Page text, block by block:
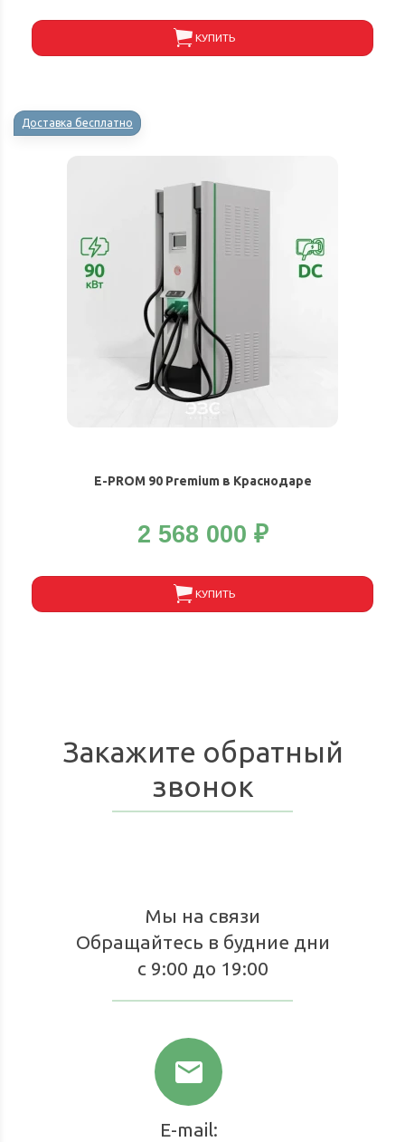
КУПИТЬ
Доставка бесплатно
E-PROM 90 Premium в Краснодаре
2 568 000 ₽
КУПИТЬ
Закажите обратный
звонок
Мы на связи
Обращайтесь в будние дни
с 9:00 до 19:00
email
E-mail: